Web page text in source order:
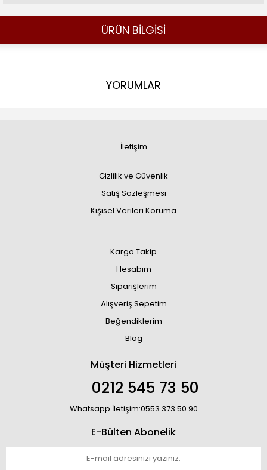
ÜRÜN BİLGİSİ
YORUMLAR
İletişim
Gizlilik ve Güvenlik
Satış Sözleşmesi
Kişisel Verileri Koruma
Kargo Takip
Hesabım
Siparişlerim
Alışveriş Sepetim
Beğendiklerim
Blog
Müşteri Hizmetleri
0212 545 73 50
Whatsapp İletişim:0553 373 50 90
E-Bülten Abonelik